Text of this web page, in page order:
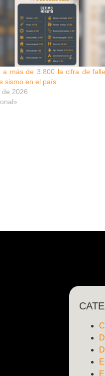
a más de 3.800 la cifra de
sismo en el país
de 2026